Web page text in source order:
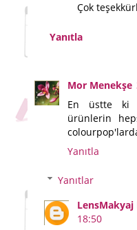
Çok
Yanıtla
Mor Menekşe
En üstte ki
ürünlerin
Yanıtla
Yanıtlar
LensMakyaj
18:50